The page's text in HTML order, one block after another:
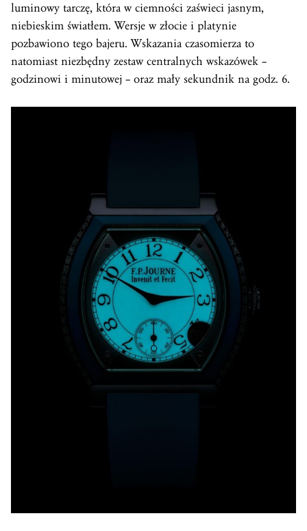
luminowy tarczę, która w ciemności zaświeci jasnym,
niebieskim światłem. Wersje w złocie i platynie
pozbawiono tego bajeru. Wskazania czasomierza to
natomiast niezbędny zestaw centralnych wskazówek –
godzinowi i minutowej – oraz mały sekundnik na godz. 6.